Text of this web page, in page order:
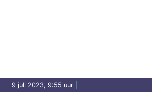
9 juli 2023, 9:55 uur